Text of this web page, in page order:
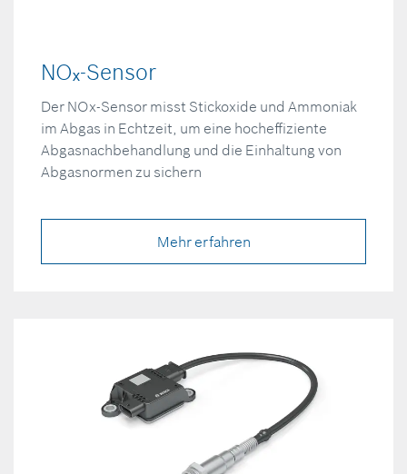
NOₓ-Sensor
Der NOx-Sensor misst Stickoxide und Ammoniak
im Abgas in Echtzeit, um eine hocheffiziente
Abgasnachbehandlung und die Einhaltung von
Abgasnormen zu sichern
Mehr erfahren